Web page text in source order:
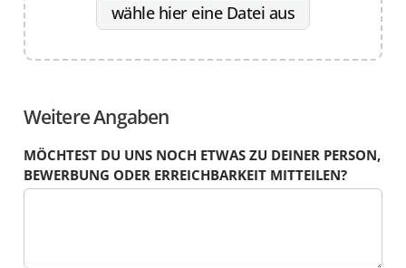
wähle hier eine Datei aus
Weitere Angaben
MÖCHTEST DU UNS NOCH ETWAS ZU DEINER PERSON,
BEWERBUNG ODER ERREICHBARKEIT MITTEILEN?